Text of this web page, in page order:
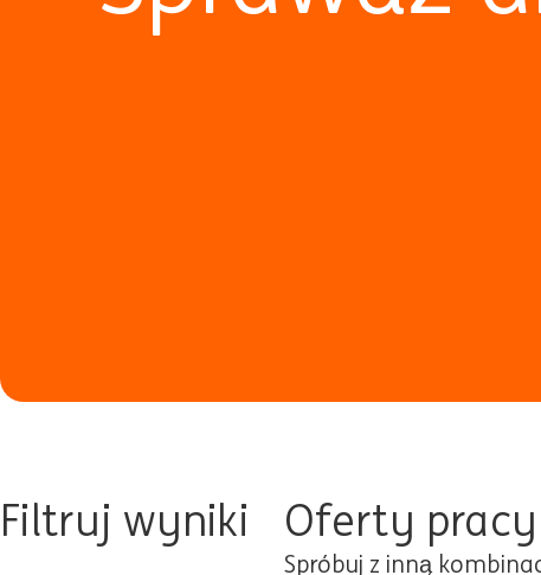
Filtruj wyniki Oferty
Spróbuj z inną